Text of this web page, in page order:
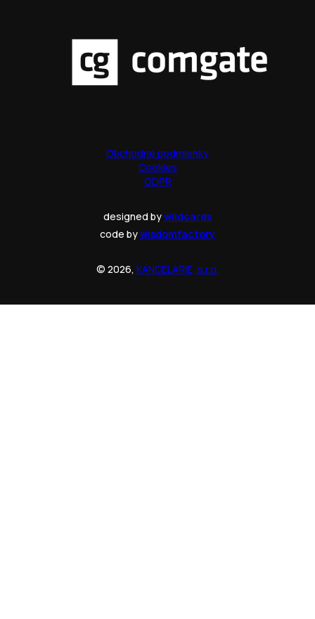
Obchodné podmienky
Cookies
GDPR
designed bywildcards
code bywisdomfactory
© 2026, KANCELARIE, s.r.o.